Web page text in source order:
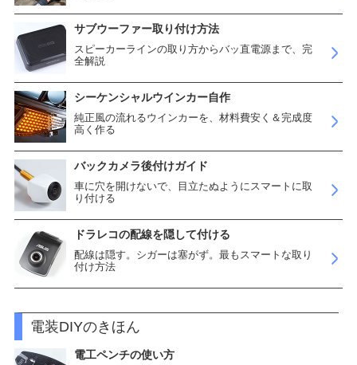
サブウーファー取り付け方法
スピーカーラインの取り方からバッ直電源まで、完
全解説
シーケンシャルウインカー自作
純正風の流れるウインカーを、材料費安く＆完成度
高く作る
バックカメラ後付けガイド
車に穴を開けないで、目立たぬようにスマートに取
り付ける
ドラレコの配線を隠して付ける
配線は隠す。シガーは塞がず。最もスマートな取り
付け方法
電装DIYのきほん
電工ペンチの使い方